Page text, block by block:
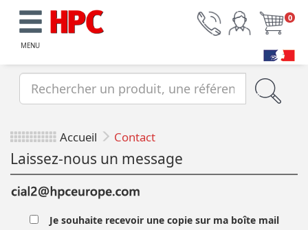
MENU
0
Accueil Contact
Laissez-nous un message
Je souhaite recevoir une copie sur ma boîte mail